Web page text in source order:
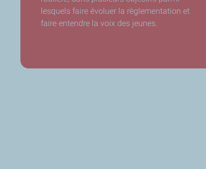
lesquels faire évoluer la règlementation et
faire entendre la voix des jeunes.